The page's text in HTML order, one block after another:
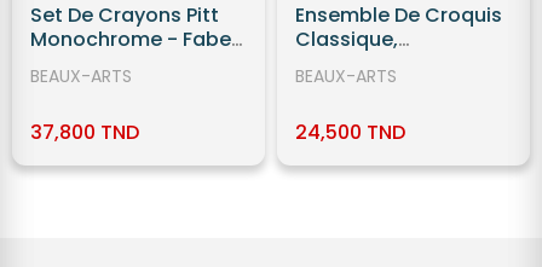
Set De Crayons Pitt
Monochrome - Faber
Castell
BEAUX-ARTS
37,800 TND
Ensemble De Croquis
Classique,
Monochrome - Faber
Castell
BEAUX-ARTS
24,500 TND